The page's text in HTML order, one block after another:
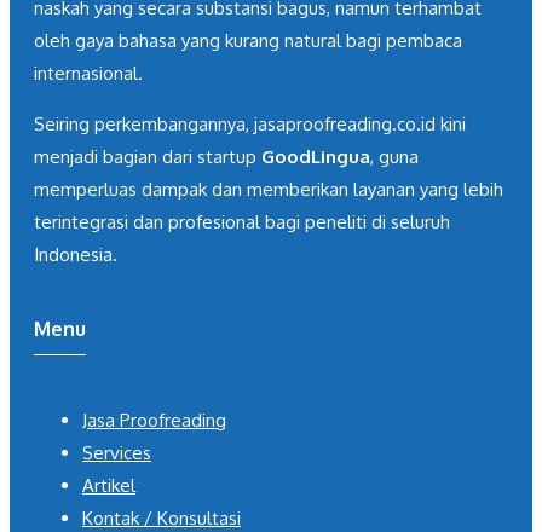
naskah yang secara substansi bagus, namun terhambat
oleh gaya bahasa yang kurang natural bagi pembaca
internasional.
Seiring perkembangannya, jasaproofreading.co.id kini
menjadi bagian dari startup GoodLingua, guna
memperluas dampak dan memberikan layanan yang lebih
terintegrasi dan profesional bagi peneliti di seluruh
Indonesia.
Menu
Jasa Proofreading
Services
Artikel
Kontak / Konsultasi